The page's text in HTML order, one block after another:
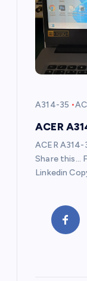
A314-35
ACER
ACER
Share this…
Linkedin